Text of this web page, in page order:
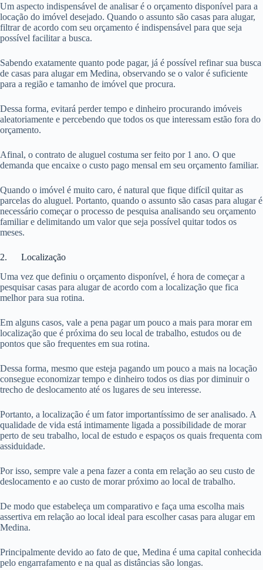
Um aspecto indispensável de analisar é o orçamento disponível para a
locação do imóvel desejado. Quando o assunto são casas para alugar,
filtrar de acordo com seu orçamento é indispensável para que seja
possível facilitar a busca.
Sabendo exatamente quanto pode pagar, já é possível refinar sua busca
de casas para alugar em Medina, observando se o valor é suficiente
para a região e tamanho de imóvel que procura.
Dessa forma, evitará perder tempo e dinheiro procurando imóveis
aleatoriamente e percebendo que todos os que interessam estão fora do
orçamento.
Afinal, o contrato de aluguel costuma ser feito por 1 ano. O que
demanda que encaixe o custo pago mensal em seu orçamento familiar.
Quando o imóvel é muito caro, é natural que fique difícil quitar as
parcelas do aluguel. Portanto, quando o assunto são casas para alugar é
necessário começar o processo de pesquisa analisando seu orçamento
familiar e delimitando um valor que seja possível quitar todos os
meses.
2. Localização
Uma vez que definiu o orçamento disponível, é hora de começar a
pesquisar casas para alugar de acordo com a localização que fica
melhor para sua rotina.
Em alguns casos, vale a pena pagar um pouco a mais para morar em
localização que é próxima do seu local de trabalho, estudos ou de
pontos que são frequentes em sua rotina.
Dessa forma, mesmo que esteja pagando um pouco a mais na locação
consegue economizar tempo e dinheiro todos os dias por diminuir o
trecho de deslocamento até os lugares de seu interesse.
Portanto, a localização é um fator importantíssimo de ser analisado. A
qualidade de vida está intimamente ligada a possibilidade de morar
perto de seu trabalho, local de estudo e espaços os quais frequenta com
assiduidade.
Por isso, sempre vale a pena fazer a conta em relação ao seu custo de
deslocamento e ao custo de morar próximo ao local de trabalho.
De modo que estabeleça um comparativo e faça uma escolha mais
assertiva em relação ao local ideal para escolher casas para alugar em
Medina.
Principalmente devido ao fato de que, Medina é uma capital conhecida
pelo engarrafamento e na qual as distâncias são longas.